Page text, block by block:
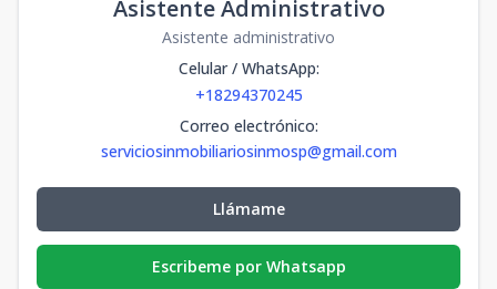
Asistente Administrativo
Asistente administrativo
Celular / WhatsApp:
+18294370245
Correo electrónico:
serviciosinmobiliariosinmosp@gmail.com
Llámame
Escribeme por Whatsapp